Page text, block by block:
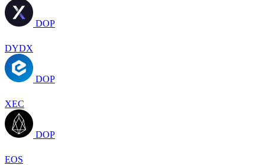
DOP
DYDX
DOP
XEC
DOP
EOS